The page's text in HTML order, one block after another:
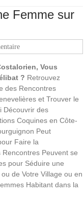
Femme sur
Vous
? Retrouvez
des Rencontres
et Trouver le
Découvrir des
Coquines en Côte-
Peut
Faire la
Peuvent se
pour Séduire une
de Votre Village ou en
Habitant dans la